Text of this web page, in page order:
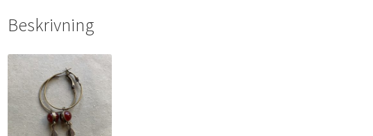
Beskrivning